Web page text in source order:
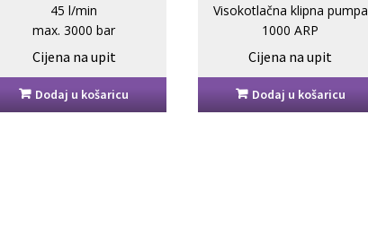
45 l/min
max. 3000 bar
Cijena na upit
Dodaj u košaricu
Visokotlačna klipna pumpa
1000 ARP
390 bar / 1679l/min.
Cijena na upit
Dodaj u košaricu